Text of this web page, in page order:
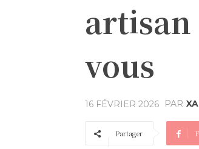
artisan
vous
16 FÉVRIER 2026 PAR
Partager